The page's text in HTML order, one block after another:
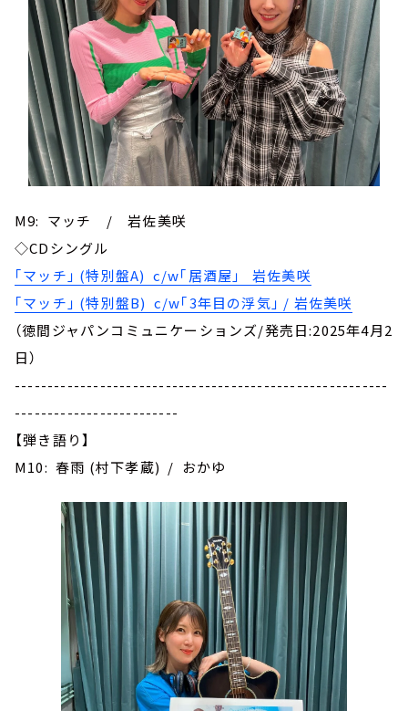
M9: マッチ / 岩佐美咲
◇CDシングル
｢マッチ｣ (特別盤A) c/w｢居酒屋｣ 岩佐美咲
｢マッチ｣ (特別盤B) c/w｢3年目の浮気｣ / 岩佐美咲
（徳間ジャパンコミュニケーションズ/発売日:2025年4月2
日）
---------------------------------------------------------
-------------------------
【弾き語り】
M10: 春雨 (村下孝蔵) / おかゆ